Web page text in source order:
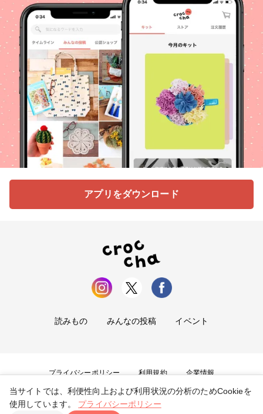
アプリをダウンロード
読みもの みんなの投稿 イベント
プライバシーポリシー 利用規約 企業情報
お問い合わせ
当サイトでは、利便性向上および利用状況の分析のためCookieを
使用しています。
プライバシーポリシー